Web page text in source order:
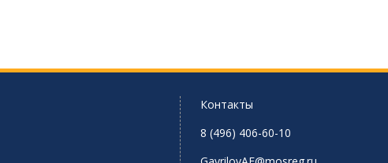
Контакты
8 (496) 406-60-10